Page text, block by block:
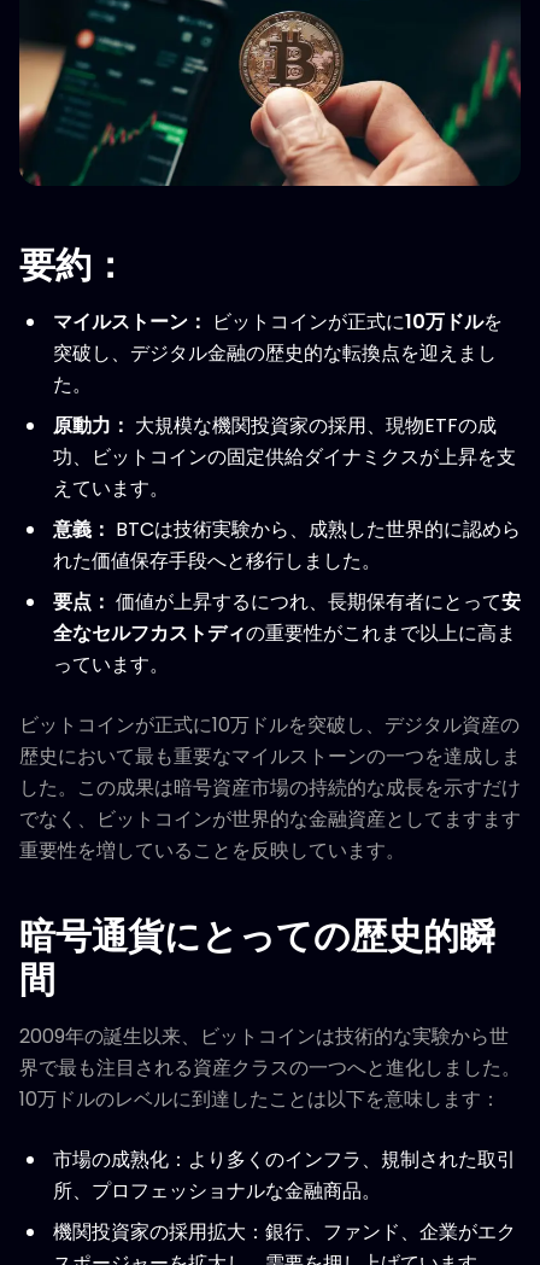
要約：
マイルストーン： ビットコインが正式に10万ドルを
突破し、デジタル金融の歴史的な転換点を迎えまし
た。
原動力： 大規模な機関投資家の採用、現物ETFの成
功、ビットコインの固定供給ダイナミクスが上昇を支
えています。
意義： BTCは技術実験から、成熟した世界的に認めら
れた価値保存手段へと移行しました。
要点： 価値が上昇するにつれ、長期保有者にとって安
全なセルフカストディの重要性がこれまで以上に高ま
っています。
ビットコインが正式に10万ドルを突破し、デジタル資産の
歴史において最も重要なマイルストーンの一つを達成しま
した。この成果は暗号資産市場の持続的な成長を示すだけ
でなく、ビットコインが世界的な金融資産としてますます
重要性を増していることを反映しています。
暗号通貨にとっての歴史的瞬
間
2009年の誕生以来、ビットコインは技術的な実験から世
界で最も注目される資産クラスの一つへと進化しました。
10万ドルのレベルに到達したことは以下を意味します：
市場の成熟化：より多くのインフラ、規制された取引
所、プロフェッショナルな金融商品。
機関投資家の採用拡大：銀行、ファンド、企業がエク